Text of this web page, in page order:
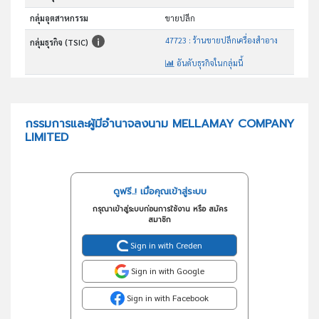
กลุ่มอุตสาหกรรม ขายปลีก
กลุ่มธุรกิจ (TSIC) 47723 : ร้านขายปลีกเครื่องสำอาง
อันดับธุรกิจในกลุ่มนี้
กรรมการและผู้มีอำนาจลงนาม MELLAMAY COMPANY
LIMITED
ดูฟรี..! เมื่อคุณเข้าสู่ระบบ
กรุณาเข้าสู่ระบบก่อนการใช้งาน หรือ สมัคร
สมาชิก
Sign in with Creden
Sign in with Google
Sign in with Facebook